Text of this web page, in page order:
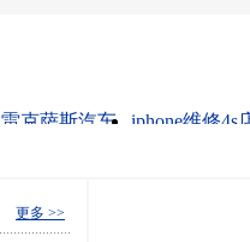
雷克萨斯汽车
iphone维修4s
更多 >>